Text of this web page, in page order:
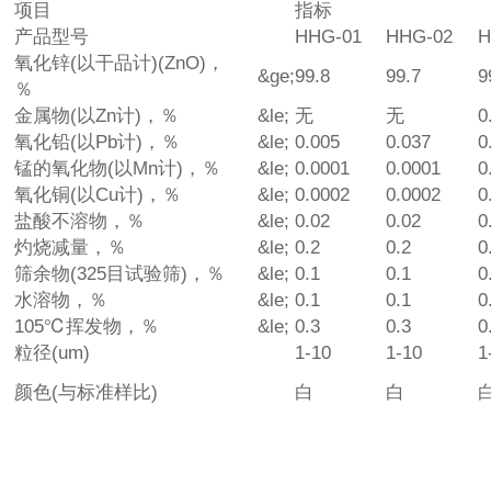
项目
指标
产品型号
HHG-01 HHG-02
氧化锌(以干品计)(ZnO)，
％
&ge;99.8 99.7
金属物(以Zn计)，％
&le; 无 无
氧化铅(以Pb计)，％
&le; 0.005 0.037
锰的氧化物(以Mn计)，％
&le; 0.0001 0.0001
氧化铜(以Cu计)，％
&le; 0.0002 0.0002
盐酸不溶物，％
&le; 0.02 0.02
灼烧减量，％
&le; 0.2 0.2
筛余物(325目试验筛)，％
&le; 0.1 0.1
水溶物，％
&le; 0.1 0.1
105℃挥发物，％
&le; 0.3 0.3
粒径(um)
1-10 1-10
颜色(与标准样比)
白 白